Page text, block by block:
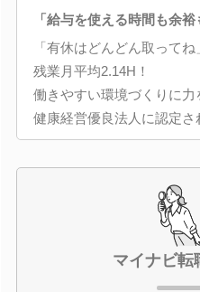
「給与を使える時間も余裕
「有休はどんどん取って
残業月平均2.14H！
働きやすい環境づくりに力
健康経営優良法人に認定さ
マイナビ転